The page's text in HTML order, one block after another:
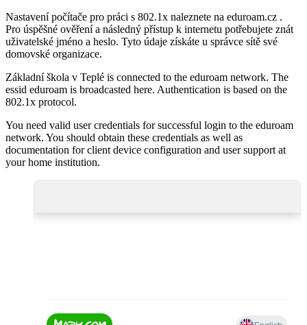
Nastavení počítače pro práci s 802.1x naleznete na eduroam.cz .
Pro úspěšné ověření a následný přístup k internetu potřebujete znát
uživatelské jméno a heslo. Tyto údaje získáte u správce sítě své
domovské organizace.
Základní škola v Teplé is connected to the eduroam network. The
essid eduroam is broadcasted here. Authentication is based on the
802.1x protocol.
You need valid user credentials for successful login to the eduroam
network. You should obtain these credentials as well as
documentation for client device configuration and user support at
your home institution.